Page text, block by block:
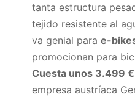
tanta estructura
tejido resistente al
va genial para e-
promocionan para
Cuesta unos 3.499 €
empresa austríaca